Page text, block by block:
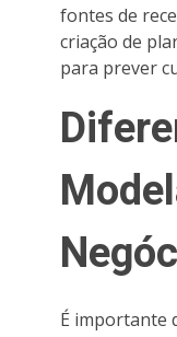
fontes de
criação de
para prever
É importante